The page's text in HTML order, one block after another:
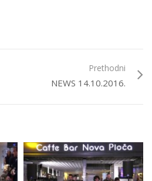
Prethodni
NEWS 14.10.2016.